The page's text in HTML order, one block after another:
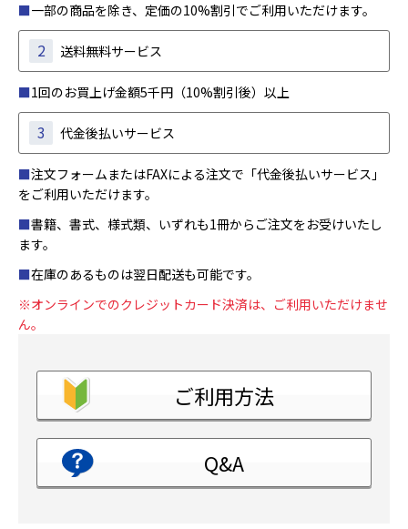
■一部の商品を除き、定価の10%割引でご利用いただけます。
2 送料無料サービス
■1回のお買上げ金額5千円（10%割引後）以上
3 代金後払いサービス
■注文フォームまたはFAXによる注文で「代金後払いサービス」
をご利用いただけます。
■書籍、書式、様式類、いずれも1冊からご注文をお受けいたし
ます。
■在庫のあるものは翌日配送も可能です。
※オンラインでのクレジットカード決済は、ご利用いただけませ
ん。
ご利用方法
Q&A